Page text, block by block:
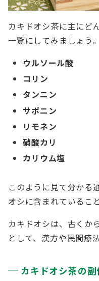
カキドオシ茶に主にど
一覧にしてみましょう。
ウルソール酸
コリン
タンニン
サポニン
リモネン
硝酸カリ
カリウム塩
このように見て分かる
オシに含まれているこ
カキドオシは、古くか
として、漢方や民間療
カキドオシ茶の